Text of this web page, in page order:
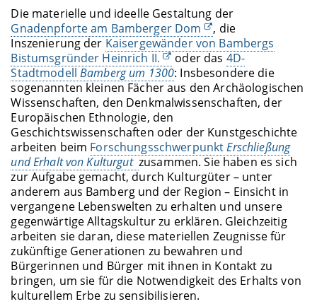
Die materielle und ideelle Gestaltung der
Gnadenpforte am Bamberger Dom
, die
Inszenierung der Kaisergewänder von Bambergs
Bistumsgründer Heinrich II.
oder das 4D-
StadtmodellBamberg um 1300: Insbesondere die
sogenannten kleinen Fächer aus den Archäologischen
Wissenschaften, den Denkmalwissenschaften, der
Europäischen Ethnologie, den
Geschichtswissenschaften oder der Kunstgeschichte
arbeiten beim ForschungsschwerpunktErschließung
und Erhalt von Kulturgut zusammen. Sie haben es sich
zur Aufgabe gemacht, durch Kulturgüter – unter
anderem aus Bamberg und der Region – Einsicht in
vergangene Lebenswelten zu erhalten und unsere
gegenwärtige Alltagskultur zu erklären. Gleichzeitig
arbeiten sie daran, diese materiellen Zeugnisse für
zukünftige Generationen zu bewahren und
Bürgerinnen und Bürger mit ihnen in Kontakt zu
bringen, um sie für die Notwendigkeit des Erhalts von
kulturellem Erbe zu sensibilisieren.